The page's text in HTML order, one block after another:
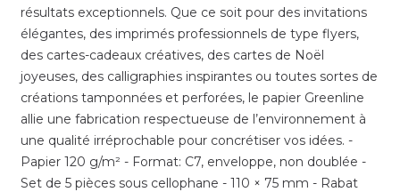
résultats exceptionnels. Que ce soit pour des invitations
élégantes, des imprimés professionnels de type flyers,
des cartes-cadeaux créatives, des cartes de Noël
joyeuses, des calligraphies inspirantes ou toutes sortes de
créations tamponnées et perforées, le papier Greenline
allie une fabrication respectueuse de l’environnement à
une qualité irréprochable pour concrétiser vos idées. -
Papier 120 g/m² - Format: C7, enveloppe, non doublée -
Set de 5 pièces sous cellophane - 110 × 75 mm - Rabat